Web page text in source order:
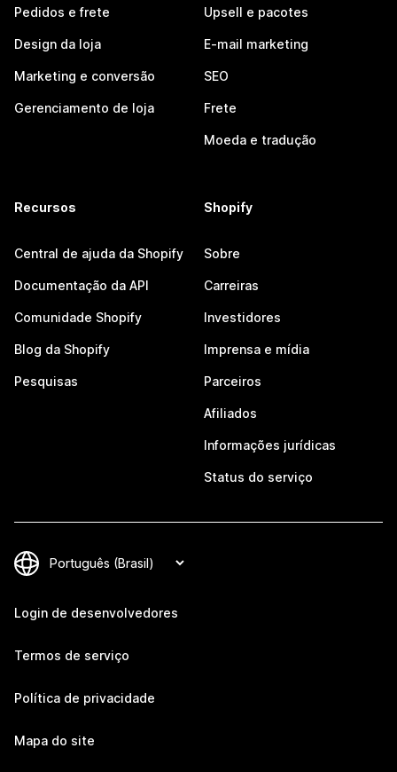
Pedidos e frete
Design da loja
Marketing e conversão
Gerenciamento de loja
Upsell e pacotes
E-mail marketing
SEO
Frete
Moeda e tradução
Recursos
Central de ajuda da Shopify
Documentação da API
Comunidade Shopify
Blog da Shopify
Pesquisas
Shopify
Sobre
Carreiras
Investidores
Imprensa e mídia
Parceiros
Afiliados
Informações jurídicas
Status do serviço
Login de desenvolvedores
Termos de serviço
Política de privacidade
Mapa do site